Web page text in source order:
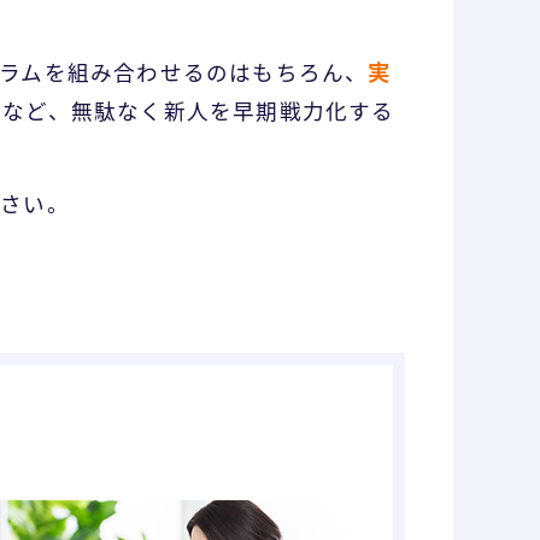
を組み合わせるのはもちろん、 実
ど、無駄なく新人を早期戦力化する
い。